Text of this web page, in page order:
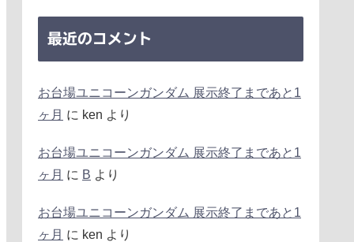
最近のコメント
お台場ユニコーンガンダム 展示終了まであと1
ヶ月 に ken より
お台場ユニコーンガンダム 展示終了まであと1
ヶ月 に B より
お台場ユニコーンガンダム 展示終了まであと1
ヶ月 に ken より